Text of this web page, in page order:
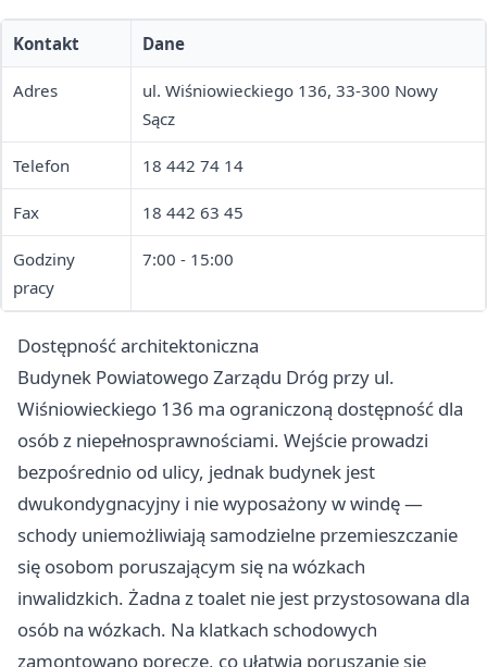
Kontakt Dane
Adres
ul. Wiśniowieckiego 136, 33-300 Nowy
Sącz
Telefon 18 442 74 14
Fax 18 442 63 45
Godziny
pracy
7:00 - 15:00
Dostępność architektoniczna
Budynek Powiatowego Zarządu Dróg przy ul.
Wiśniowieckiego 136 ma ograniczoną dostępność dla
osób z niepełnosprawnościami. Wejście prowadzi
bezpośrednio od ulicy, jednak budynek jest
dwukondygnacyjny i nie wyposażony w windę —
schody uniemożliwiają samodzielne przemieszczanie
się osobom poruszającym się na wózkach
inwalidzkich. Żadna z toalet nie jest przystosowana dla
osób na wózkach. Na klatkach schodowych
zamontowano poręcze, co ułatwia poruszanie się